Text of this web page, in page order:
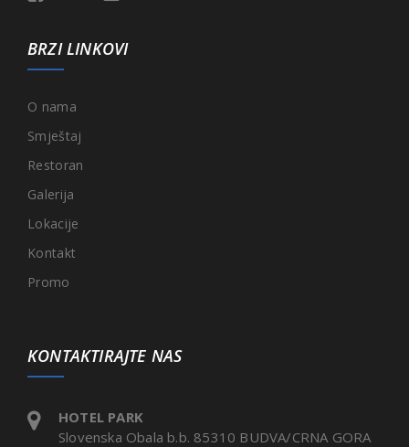
BRZI LINKOVI
O nama
Smještaj
Restoran
Galerija
Lokacije
Kontakt
Promo
KONTAKTIRAJTE NAS
HOTEL PARK
Slovenska Obala b.b. 85310 BUDVA/CRNA GORA